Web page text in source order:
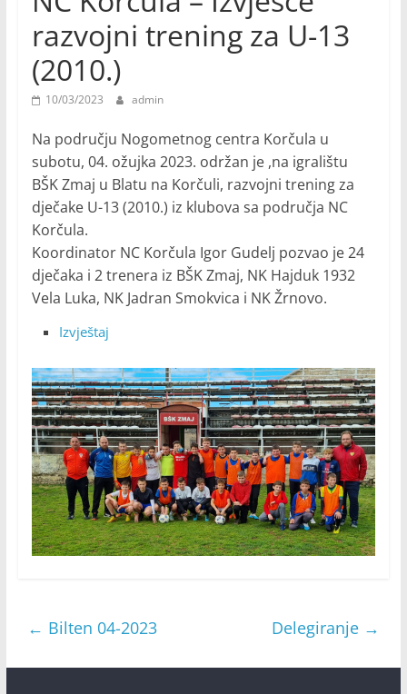
razvojni trening za U-13
(2010.)
10/03/2023 admin
Na području Nogometnog centra Korčula u
subotu, 04. ožujka 2023. održan je ,na igralištu
BŠK Zmaj u Blatu na Korčuli, razvojni trening za
dječake U-13 (2010.) iz klubova sa područja NC
Korčula.
Koordinator NC Korčula Igor Gudelj pozvao je 24
dječaka i 2 trenera iz BŠK Zmaj, NK Hajduk 1932
Vela Luka, NK Jadran Smokvica i NK Žrnovo.
Izvještaj
← Bilten 04-2023 Delegiranje →